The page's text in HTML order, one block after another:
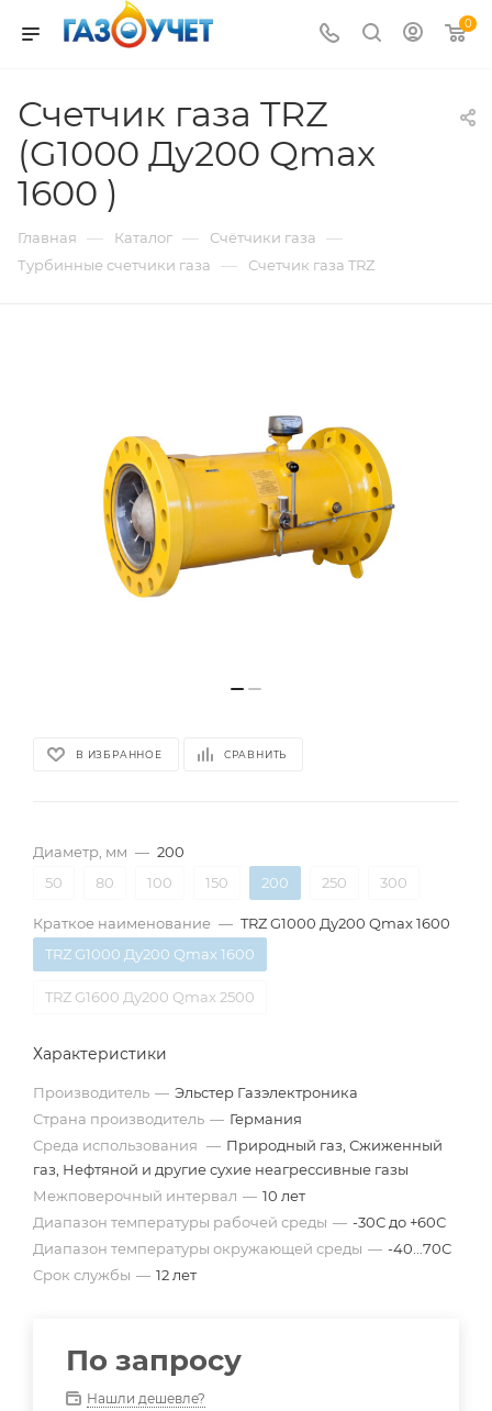
0
Счетчик газа TRZ
(G1000 Ду200 Qmax
1600 )
Главная — Каталог — Счётчики газа —
Турбинные счетчики газа — Счетчик газа TRZ
В ИЗБРАННОЕ СРАВНИТЬ
Диаметр, мм — 200
50
80 100 150 200 250 300
Краткое наименование — TRZ G1000 Ду200 Qmax 1600
TRZ G1000 Ду200 Qmax 1600
TRZ G1600 Ду200 Qmax 2500
Характеристики
Производитель — Эльстер Газэлектроника
Страна производитель — Германия
Среда использования — Природный газ, Сжиженный
газ, Нефтяной и другие сухие неагрессивные газы
Межповерочный интервал — 10 лет
Диапазон температуры рабочей среды — -30С до +60С
Диапазон температуры окружающей среды — -40...70С
Срок службы — 12 лет
По запросу
Нашли дешевле?